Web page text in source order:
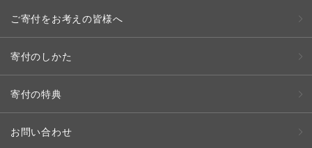
ご寄付をお考えの皆様へ
寄付のしかた
寄付の特典
お問い合わせ